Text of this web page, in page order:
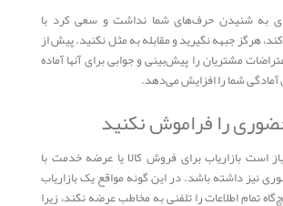
به شنیدن حرف‌های شما نداشت و سعی کرد با
هرگز جبهه نگیرید و مقابله به مثل نکنید. پیش از
مشتریان را پیش‌بینی و جوابی برای آنها آماده
شما را افزایش می‌دهد.
را فراموش نکنید
است بازاریاب برای فروش کالا یا عرضه خدمت با
نیز داشته باشد. در این گونه مواقع یک بازاریاب
تمام اطلاعات را تلفنی به مخاطب عرضه نکند، زیرا